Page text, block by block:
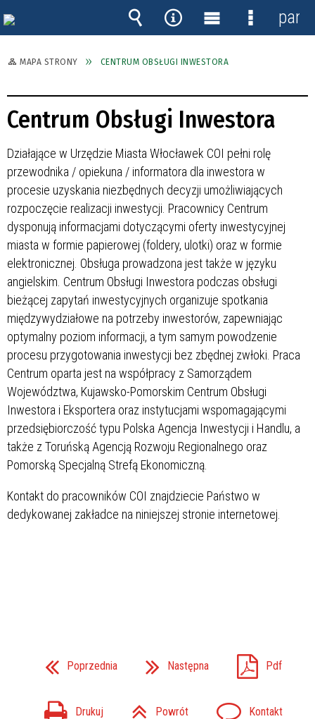
MAPA STRONY CENTRUM OBSŁUGI INWESTORA
Centrum Obsługi Inwestora
Działające w Urzędzie Miasta Włocławek COI pełni rolę
przewodnika / opiekuna / informatora dla inwestora w
procesie uzyskania niezbędnych decyzji umożliwiających
rozpoczęcie realizacji inwestycji. Pracownicy Centrum
dysponują informacjami dotyczącymi oferty inwestycyjnej
miasta w formie papierowej (foldery, ulotki) oraz w formie
elektronicznej. Obsługa prowadzona jest także w języku
angielskim. Centrum Obsługi Inwestora podczas obsługi
bieżącej zapytań inwestycyjnych organizuje spotkania
międzywydziałowe na potrzeby inwestorów, zapewniając
optymalny poziom informacji, a tym samym powodzenie
procesu przygotowania inwestycji bez zbędnej zwłoki. Praca
Centrum oparta jest na współpracy z Samorządem
Województwa, Kujawsko-Pomorskim Centrum Obsługi
Inwestora i Eksportera oraz instytucjami wspomagającymi
przedsiębiorczość typu Polska Agencja Inwestycji i Handlu, a
także z Toruńską Agencją Rozwoju Regionalnego oraz
Pomorską Specjalną Strefą Ekonomiczną.
Kontakt do pracowników COI znajdziecie Państwo w
dedykowanej zakładce na niniejszej stronie internetowej.
Poprzednia Następna Pdf
Drukuj Powrót Kontakt
Wyszukiwarka
Narzędzia
Menu
główne
Menu
panel